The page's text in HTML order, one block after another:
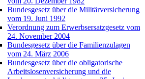
Bundesgesetz über die Militärversicherung
vom 19. Juni 1992
Verordnung zum Erwerbsersatzgesetz vom
24. November 2004
Bundesgesetz über die Familienzulagen
vom 24. März 2006
Bundesgesetz über die obligatorische
Arbeitslosenversicherung und die